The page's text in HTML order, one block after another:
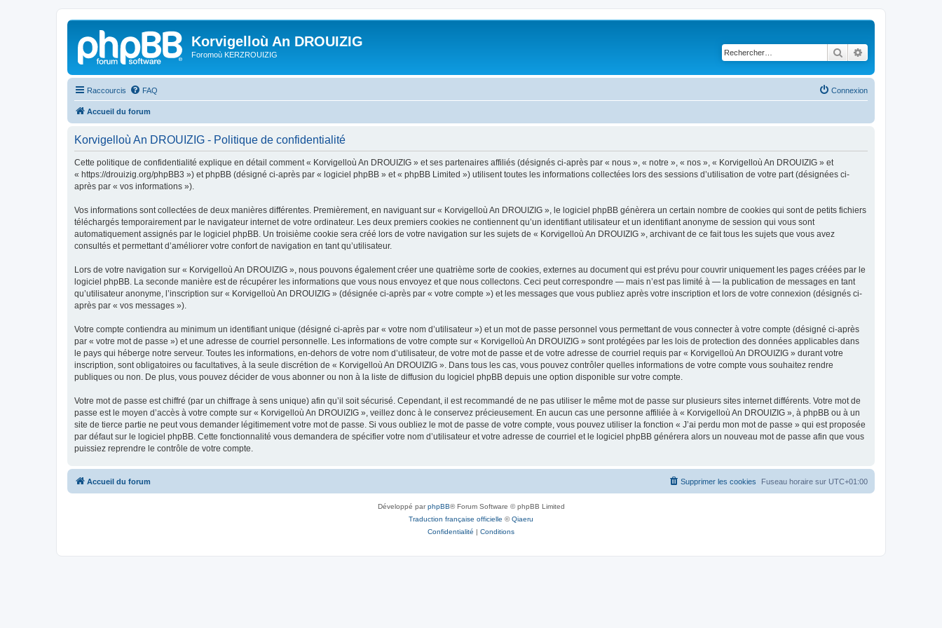
Korvigelloù An DROUIZIG
Foromoù KERZROUIZIG Rechercher
Raccourcis FAQ Connexion
Accueil du forum
Korvigelloù An DROUIZIG - Politique de confidentialité
Cette politique de confidentialité explique en détail comment « Korvigelloù An DROUIZIG » et ses partenaires affiliés (désignés ci-après par « nous », « notre », « nos », « Korvigelloù An DROUIZIG » et
« https://drouizig.org/phpBB3 ») et phpBB (désigné ci-après par « logiciel phpBB » et « phpBB Limited ») utilisent toutes les informations collectées lors des sessions d’utilisation de votre part (désignées ci-
après par « vos informations »).
Vos informations sont collectées de deux manières différentes. Premièrement, en naviguant sur « Korvigelloù An DROUIZIG », le logiciel phpBB génèrera un certain nombre de cookies qui sont de petits fichiers
téléchargés temporairement par le navigateur internet de votre ordinateur. Les deux premiers cookies ne contiennent qu’un identifiant utilisateur et un identifiant anonyme de session qui vous sont
automatiquement assignés par le logiciel phpBB. Un troisième cookie sera créé lors de votre navigation sur les sujets de « Korvigelloù An DROUIZIG », archivant de ce fait tous les sujets que vous avez
consultés et permettant d’améliorer votre confort de navigation en tant qu’utilisateur.
Lors de votre navigation sur « Korvigelloù An DROUIZIG », nous pouvons également créer une quatrième sorte de cookies, externes au document qui est prévu pour couvrir uniquement les pages créées par le
logiciel phpBB. La seconde manière est de récupérer les informations que vous nous envoyez et que nous collectons. Ceci peut correspondre — mais n’est pas limité à — la publication de messages en tant
qu’utilisateur anonyme, l’inscription sur « Korvigelloù An DROUIZIG » (désignée ci-après par « votre compte ») et les messages que vous publiez après votre inscription et lors de votre connexion (désignés ci-
après par « vos messages »).
Votre compte contiendra au minimum un identifiant unique (désigné ci-après par « votre nom d’utilisateur ») et un mot de passe personnel vous permettant de vous connecter à votre compte (désigné ci-après
par « votre mot de passe ») et une adresse de courriel personnelle. Les informations de votre compte sur « Korvigelloù An DROUIZIG » sont protégées par les lois de protection des données applicables dans
le pays qui héberge notre serveur. Toutes les informations, en-dehors de votre nom d’utilisateur, de votre mot de passe et de votre adresse de courriel requis par « Korvigelloù An DROUIZIG » durant votre
inscription, sont obligatoires ou facultatives, à la seule discrétion de « Korvigelloù An DROUIZIG ». Dans tous les cas, vous pouvez contrôler quelles informations de votre compte vous souhaitez rendre
publiques ou non. De plus, vous pouvez décider de vous abonner ou non à la liste de diffusion du logiciel phpBB depuis une option disponible sur votre compte.
Votre mot de passe est chiffré (par un chiffrage à sens unique) afin qu’il soit sécurisé. Cependant, il est recommandé de ne pas utiliser le même mot de passe sur plusieurs sites internet différents. Votre mot de
passe est le moyen d’accès à votre compte sur « Korvigelloù An DROUIZIG », veillez donc à le conservez précieusement. En aucun cas une personne affiliée à « Korvigelloù An DROUIZIG », à phpBB ou à un
site de tierce partie ne peut vous demander légitimement votre mot de passe. Si vous oubliez le mot de passe de votre compte, vous pouvez utiliser la fonction « J’ai perdu mon mot de passe » qui est proposée
par défaut sur le logiciel phpBB. Cette fonctionnalité vous demandera de spécifier votre nom d’utilisateur et votre adresse de courriel et le logiciel phpBB générera alors un nouveau mot de passe afin que vous
puissiez reprendre le contrôle de votre compte.
Accueil du forum Fuseau horaire sur UTC+01:00
Supprimer les cookies
Développé parphpBB® Forum Software © phpBB Limited
Traduction française officielle ©Qiaeru
Confidentialité | Conditions